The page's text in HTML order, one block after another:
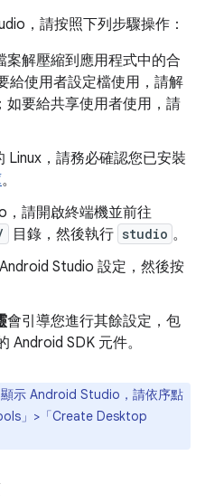
，請按照下列步驟操作：
案解壓縮到應用程式中的合
給使用者設定檔使用，請解
；如要給共享使用者使用，請
Linux，請務必確認您已安裝
。
，請開啟終端機並前往
目錄，然後執行 studio 。
Studio 設定，然後按
會引導您進行其餘設定，包
Android SDK 元件。
示 Android Studio，請依序點
」>「Create Desktop